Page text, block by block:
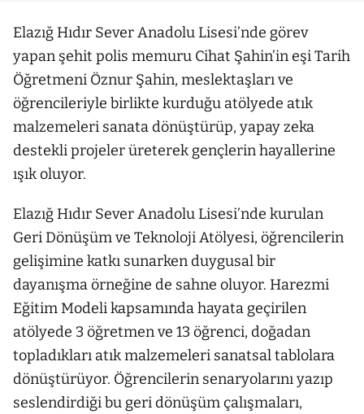
Elazığ Hıdır Sever Anadolu Lisesi’nde görev
yapan şehit polis memuru Cihat Şahin’in eşi Tarih
Öğretmeni Öznur Şahin, meslektaşları ve
öğrencileriyle birlikte kurduğu atölyede atık
malzemeleri sanata dönüştürüp, yapay zeka
destekli projeler üreterek gençlerin hayallerine
ışık oluyor.
Elazığ Hıdır Sever Anadolu Lisesi’nde kurulan
Geri Dönüşüm ve Teknoloji Atölyesi, öğrencilerin
gelişimine katkı sunarken duygusal bir
dayanışma örneğine de sahne oluyor. Harezmi
Eğitim Modeli kapsamında hayata geçirilen
atölyede 3 öğretmen ve 13 öğrenci, doğadan
topladıkları atık malzemeleri sanatsal tablolara
dönüştürüyor. Öğrencilerin senaryolarını yazıp
seslendirdiği bu geri dönüşüm çalışmaları,